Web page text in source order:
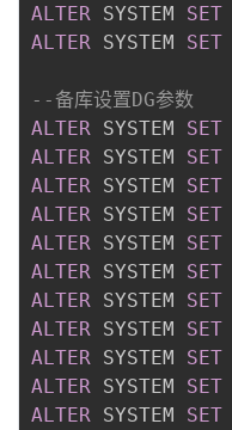
ALTER SYSTEM SET
ALTER SYSTEM SET
--备库设置DG参数
ALTER SYSTEM SET
ALTER SYSTEM SET
ALTER SYSTEM SET
ALTER SYSTEM SET
ALTER SYSTEM SET
ALTER SYSTEM SET
ALTER SYSTEM SET
ALTER SYSTEM SET
ALTER SYSTEM SET
ALTER SYSTEM SET
ALTER SYSTEM SET